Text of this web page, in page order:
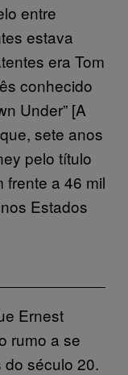
entre
estava
era Tom
conhecido
Under” [A
sete anos
pelo título
frente a 46 mil
Estados
Ernest
rumo a se
século 20.